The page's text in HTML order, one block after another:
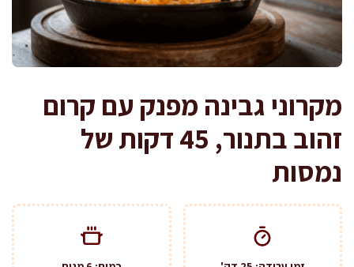
מקרוני גבינה מפנק עם קרום
זהוב בתנור, 45 דקות של
נמסות